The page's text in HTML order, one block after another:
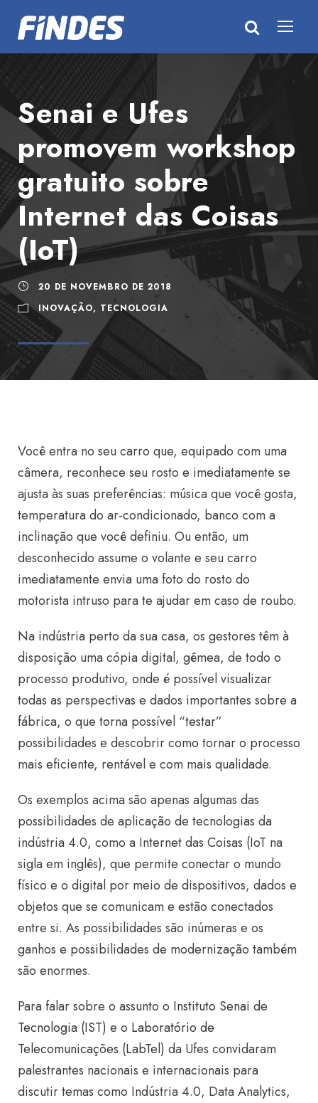
Senai e Ufes
promovem workshop
gratuito sobre
Internet das Coisas
(IoT)
20 DE NOVEMBRO DE 2018
INOVAÇÃO, TECNOLOGIA
Você entra no seu carro que, equipado com uma
câmera, reconhece seu rosto e imediatamente se
ajusta às suas preferências: música que você gosta,
temperatura do ar-condicionado, banco com a
inclinação que você definiu. Ou então, um
desconhecido assume o volante e seu carro
imediatamente envia uma foto do rosto do
motorista intruso para te ajudar em caso de roubo.
Na indústria perto da sua casa, os gestores têm à
disposição uma cópia digital, gêmea, de todo o
processo produtivo, onde é possível visualizar
todas as perspectivas e dados importantes sobre a
fábrica, o que torna possível “testar”
possibilidades e descobrir como tornar o processo
mais eficiente, rentável e com mais qualidade.
Os exemplos acima são apenas algumas das
possibilidades de aplicação de tecnologias da
indústria 4.0, como a Internet das Coisas (IoT na
sigla em inglês), que permite conectar o mundo
físico e o digital por meio de dispositivos, dados e
objetos que se comunicam e estão conectados
entre si. As possibilidades são inúmeras e os
ganhos e possibilidades de modernização também
são enormes.
Para falar sobre o assunto o Instituto Senai de
Tecnologia (IST) e o Laboratório de
Telecomunicações (LabTel) da Ufes convidaram
palestrantes nacionais e internacionais para
discutir temas como Indústria 4.0, Data Analytics,